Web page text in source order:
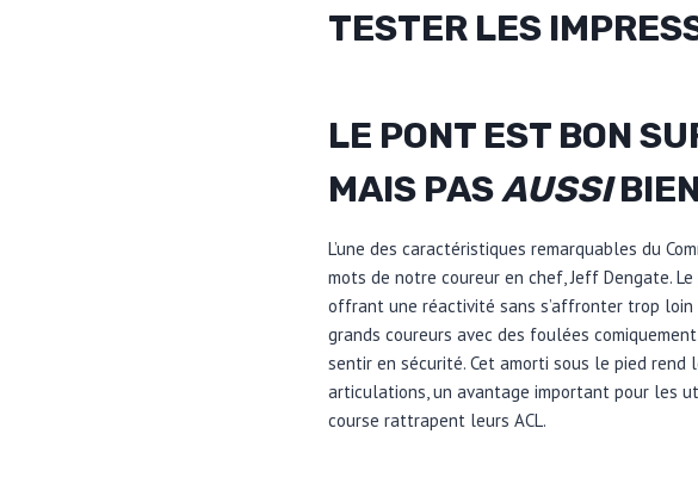
TESTER LES
LE PONT EST BON
MAIS PASAUSSI
L’une des caractéristiques remarquables du
mots de notre coureur en chef, Jeff Dengate.
offrant une réactivité sans s’affronter trop loin
grands coureurs avec des foulées
sentir en sécurité. Cet amorti sous le pied
articulations, un avantage important pour les
course rattrapent leurs ACL.